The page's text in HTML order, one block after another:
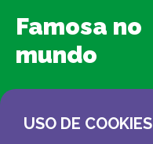
Famosa no
mundo
CONHEÇA-NOS
USO DE COOKIES